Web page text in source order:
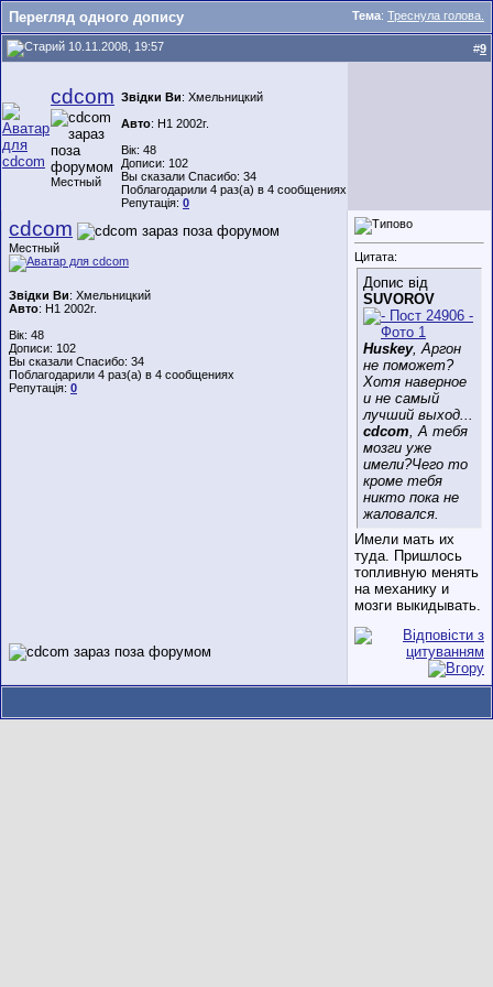
Тема: Треснула голова.
Перегляд одного допису
10.11.2008, 19:57 #9
cdcom
Местный
Звідки Ви: Хмельницкий
Авто: Н1 2002г.
Вік: 48
Дописи: 102
Вы сказали Спасибо: 34
Поблагодарили 4 раз(а) в 4 сообщениях
Репутація: 0
cdcom
Местный
Звідки Ви: Хмельницкий
Авто: Н1 2002г.
Вік: 48
Дописи: 102
Вы сказали Спасибо: 34
Поблагодарили 4 раз(а) в 4 сообщениях
Репутація: 0
Цитата:
Допис від
SUVOROV
Huskey, Аргон
не поможет?
Хотя наверное
и не самый
лучший выход...
cdcom, А тебя
мозги уже
имели?Чего то
кроме тебя
никто пока не
жаловался.
Имели мать их
туда. Пришлось
топливную менять
на механику и
мозги выкидывать.